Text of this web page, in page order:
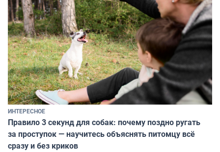
ИНТЕРЕСНОЕ
Правило 3 секунд для собак: почему поздно ругать
за проступок — научитесь объяснять питомцу всё
сразу и без криков